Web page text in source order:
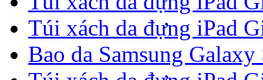
Túi xách da đựng iPad
Bao da Samsung